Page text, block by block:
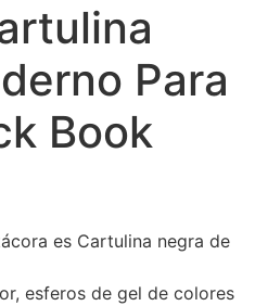
Para
Book
es Cartulina negra de
esferos de gel de colores